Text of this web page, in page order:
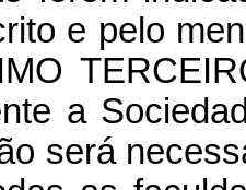
e pelo
a
será